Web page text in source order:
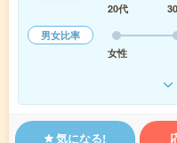
20代
男女比率
女性
気になる!